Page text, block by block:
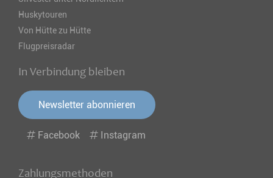
Huskytouren
Von Hütte zu Hütte
Flugpreisradar
In Verbindung bleiben
Newsletter abonnieren
Facebook Instagram
Zahlungsmethoden